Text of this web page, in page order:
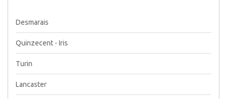
Desmarais
Quinzecent - Iris
Turin
Lancaster